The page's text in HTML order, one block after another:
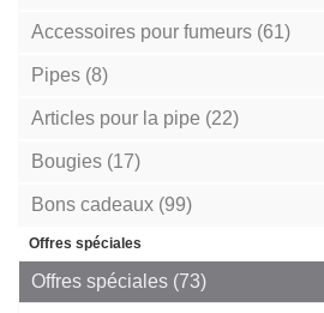
Accessoires pour fumeurs (61)
Pipes (8)
Articles pour la pipe (22)
Bougies (17)
Bons cadeaux (99)
Offres spéciales
Offres spéciales (73)